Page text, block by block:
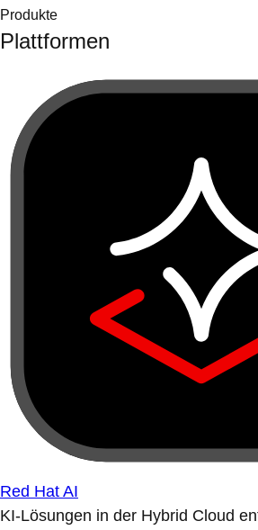
Produkte
Plattformen
Red Hat AI
KI-Lösungen in der Hybrid Cloud